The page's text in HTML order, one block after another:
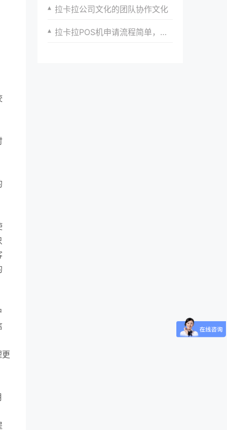
拉卡拉公司文化的团队协作文化
拉卡拉POS机申请流程简单，付款方便